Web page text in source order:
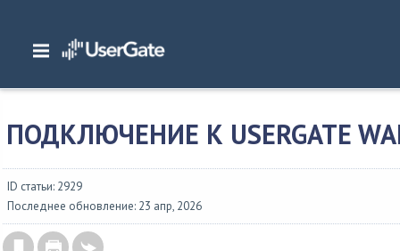
Главная/ Документация/WAF/
Подключение к UserGate WAF
ПОДКЛЮЧЕНИЕ К USERGATE
ID статьи: 2929
Последнее обновление: 23 апр, 2026